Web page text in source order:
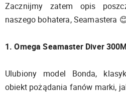
Zacznijmy zatem opis
naszego bohatera, Seamastera
1. Omega Seamaster Diver 300M
Ulubiony model Bonda,
obiekt pożądania fanów marki,